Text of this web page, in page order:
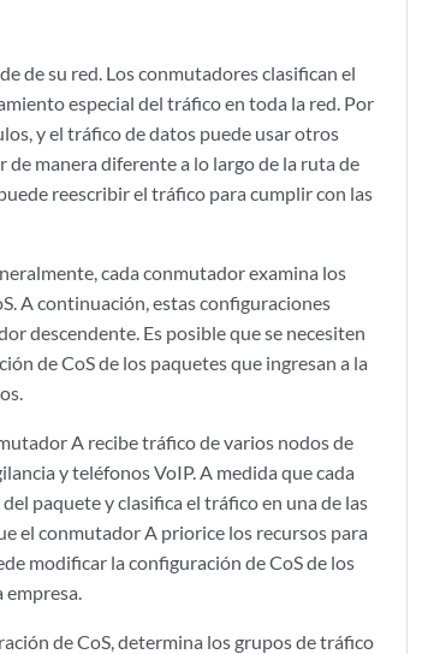
de su red. Los conmutadores clasifican el
especial del tráfico en toda la red. Por
y el tráfico de datos puede usar otros
manera diferente a lo largo de la ruta de
reescribir el tráfico para cumplir con las
cada conmutador examina los
A continuación, estas configuraciones
descendente. Es posible que se necesiten
de CoS de los paquetes que ingresan a la
A recibe tráfico de varios nodos de
y teléfonos VoIP. A medida que cada
paquete y clasifica el tráfico en una de las
el conmutador A priorice los recursos para
modificar la configuración de CoS de los
empresa.
de CoS, determina los grupos de tráfico